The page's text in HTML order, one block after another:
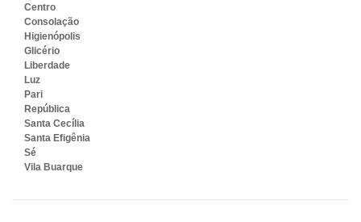
Centro
Consolação
Higienópolis
Glicério
Liberdade
Luz
Pari
República
Santa Cecília
Santa Efigênia
Sé
Vila Buarque